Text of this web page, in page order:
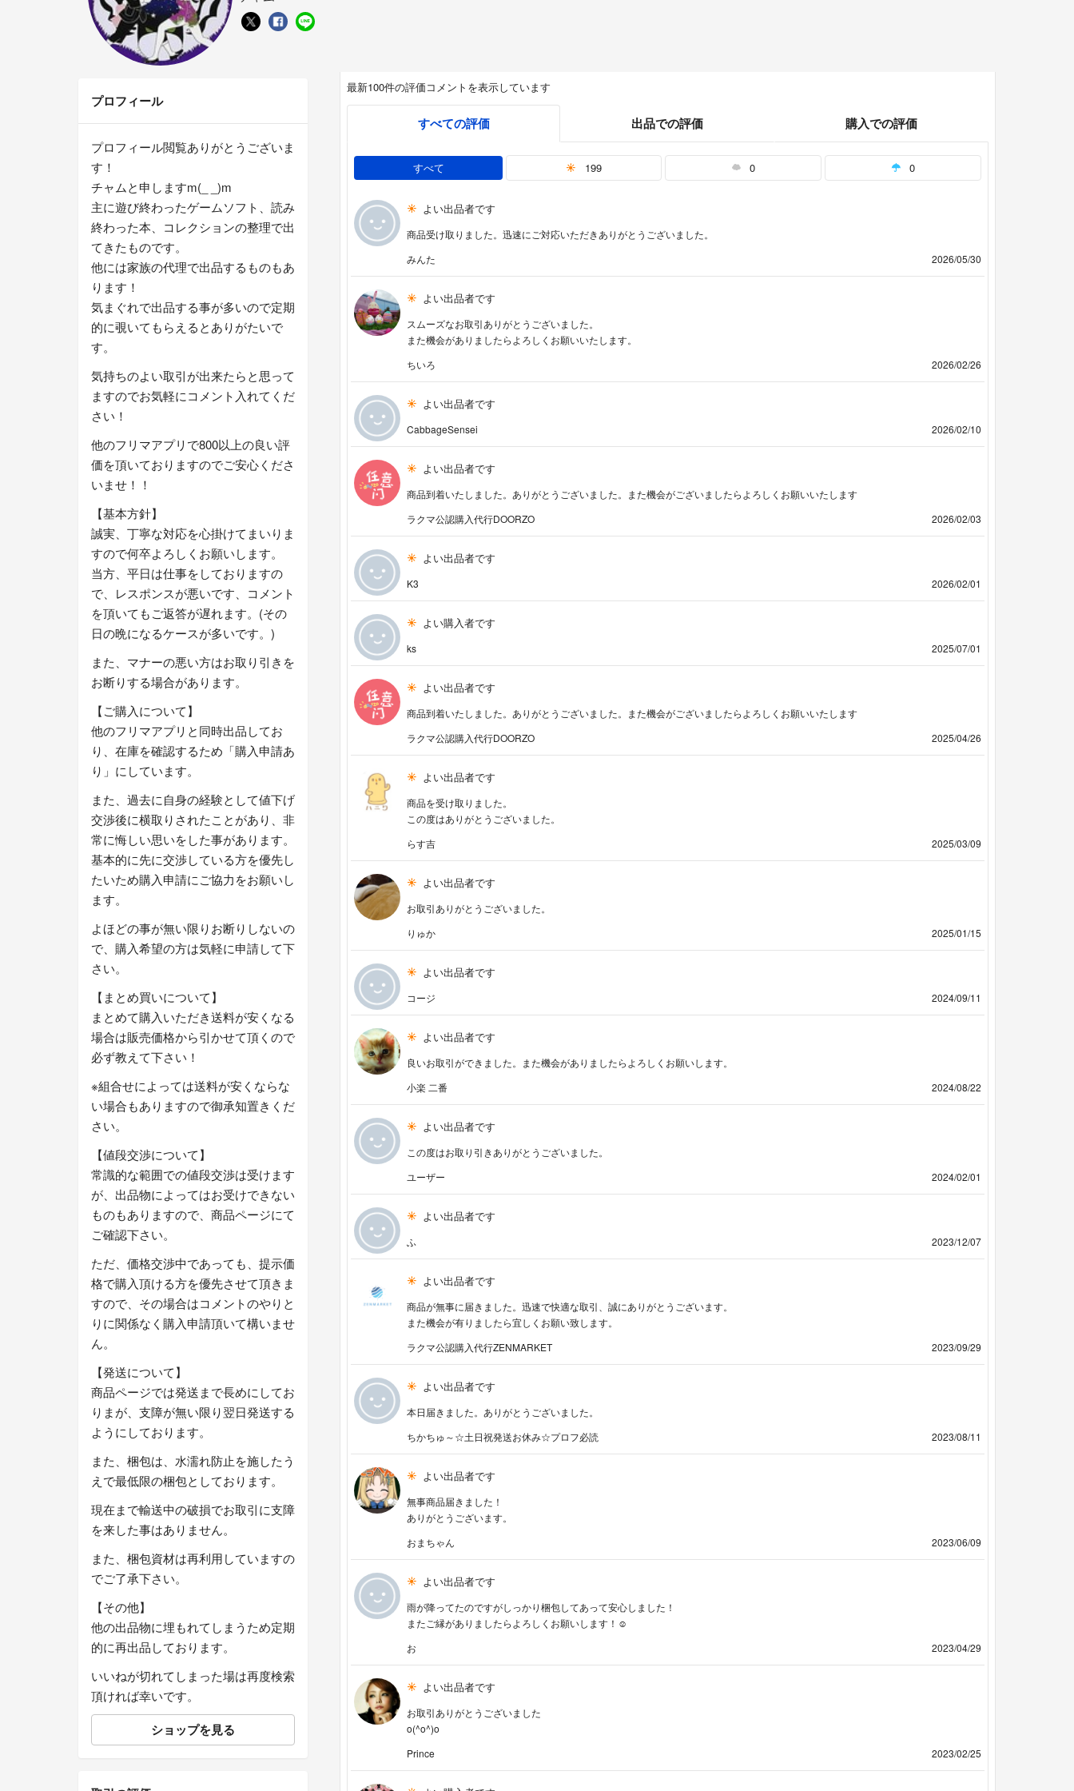
最新100件の評価コメントを表示しています
すべての評価 出品での評価 購入での評価
すべて 199 0 0
よい出品者です
商品受け取りました。迅速にご対応いただきありがとうございました。
みんた
2026/05/30
よい出品者です
スムーズなお取引ありがとうございました。
また機会がありましたらよろしくお願いいたします。
ちいろ
2026/02/26
よい出品者です
CabbageSensei 2026/02/10
よい出品者です
商品到着いたしました。ありがとうございました。また機会がございましたらよろしくお願いいたします
ラクマ公認購入代行DOORZO
2026/02/03
よい出品者です
K3 2026/02/01
よい購入者です
ks 2025/07/01
よい出品者です
商品到着いたしました。ありがとうございました。また機会がございましたらよろしくお願いいたします
ラクマ公認購入代行DOORZO
2025/04/26
よい出品者です
商品を受け取りました。
この度はありがとうございました。
らす吉
2025/03/09
よい出品者です
お取引ありがとうございました。
りゅか
2025/01/15
よい出品者です
コージ 2024/09/11
よい出品者です
良いお取引ができました。また機会がありましたらよろしくお願いします。
小楽 二番
2024/08/22
よい出品者です
この度はお取り引きありがとうございました。
ユーザー
2024/02/01
よい出品者です
ふ 2023/12/07
よい出品者です
商品が無事に届きました。迅速で快適な取引、誠にありがとうございます。
また機会が有りましたら宜しくお願い致します。
ラクマ公認購入代行ZENMARKET
2023/09/29
よい出品者です
本日届きました。ありがとうございました。
ちかちゅ～☆土日祝発送お休み☆プロフ必読
2023/08/11
よい出品者です
無事商品届きました！
ありがとうございます。
おまちゃん
2023/06/09
よい出品者です
雨が降ってたのですがしっかり梱包してあって安心しました！
またご縁がありましたらよろしくお願いします！☺️
お
2023/04/29
よい出品者です
お取引ありがとうございました
o(^o^)o
Prince
2023/02/25
プロフィール
プロフィール閲覧ありがとうございま
す！
チャムと申しますm(_ _)m
主に遊び終わったゲームソフト、読み
終わった本、コレクションの整理で出
てきたものです。
他には家族の代理で出品するものもあ
ります！
気まぐれで出品する事が多いので定期
的に覗いてもらえるとありがたいで
す。
気持ちのよい取引が出来たらと思って
ますのでお気軽にコメント入れてくだ
さい！
他のフリマアプリで800以上の良い評
価を頂いておりますのでご安心くださ
いませ！！
【基本方針】
誠実、丁寧な対応を心掛けてまいりま
すので何卒よろしくお願いします。
当方、平日は仕事をしておりますの
で、レスポンスが悪いです、コメント
を頂いてもご返答が遅れます。(その
日の晩になるケースが多いです。)
また、マナーの悪い方はお取り引きを
お断りする場合があります。
【ご購入について】
他のフリマアプリと同時出品してお
り、在庫を確認するため「購入申請あ
り」にしています。
また、過去に自身の経験として値下げ
交渉後に横取りされたことがあり、非
常に悔しい思いをした事があります。
基本的に先に交渉している方を優先し
たいため購入申請にご協力をお願いし
ます。
よほどの事が無い限りお断りしないの
で、購入希望の方は気軽に申請して下
さい。
【まとめ買いについて】
まとめて購入いただき送料が安くなる
場合は販売価格から引かせて頂くので
必ず教えて下さい！
※組合せによっては送料が安くならな
い場合もありますので御承知置きくだ
さい。
【値段交渉について】
常識的な範囲での値段交渉は受けます
が、出品物によってはお受けできない
ものもありますので、商品ページにて
ご確認下さい。
ただ、価格交渉中であっても、提示価
格で購入頂ける方を優先させて頂きま
すので、その場合はコメントのやりと
りに関係なく購入申請頂いて構いませ
ん。
【発送について】
商品ページでは発送まで長めにしてお
りまが、支障が無い限り翌日発送する
ようにしております。
また、梱包は、水濡れ防止を施したう
えで最低限の梱包としております。
現在まで輸送中の破損でお取引に支障
を来した事はありません。
また、梱包資材は再利用していますの
でご了承下さい。
【その他】
他の出品物に埋もれてしまうため定期
的に再出品しております。
いいねが切れてしまった場は再度検索
頂ければ幸いです。
ショップを見る